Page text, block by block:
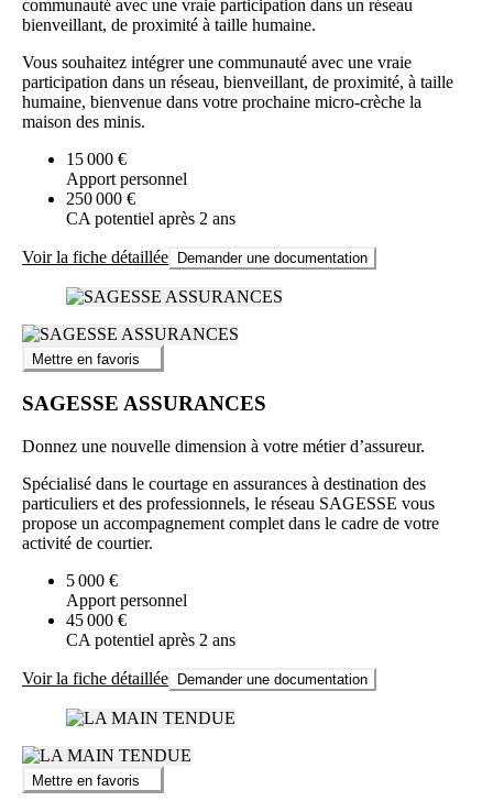
communauté avec une vraie participation dans un réseau
bienveillant, de proximité à taille humaine.
Vous souhaitez intégrer une communauté avec une vraie
participation dans un réseau, bienveillant, de proximité, à taille
humaine, bienvenue dans votre prochaine micro-crèche la
maison des minis.
15 000 €
Apport personnel
250 000 €
CA potentiel après 2 ans
Voir la fiche détaillée Demander une documentation
Mettre en favoris
SAGESSE ASSURANCES
Donnez une nouvelle dimension à votre métier d’assureur.
Spécialisé dans le courtage en assurances à destination des
particuliers et des professionnels, le réseau SAGESSE vous
propose un accompagnement complet dans le cadre de votre
activité de courtier.
5 000 €
Apport personnel
45 000 €
CA potentiel après 2 ans
Voir la fiche détaillée Demander une documentation
Mettre en favoris